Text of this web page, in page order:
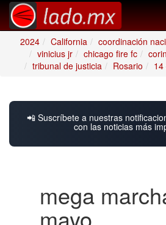
2024
California
coordinación
vinicius jr
chicago fire fc
tribunal de justicia
Rosario
📲 Suscríbete a nuestras
con las noticias más
mega
mayo